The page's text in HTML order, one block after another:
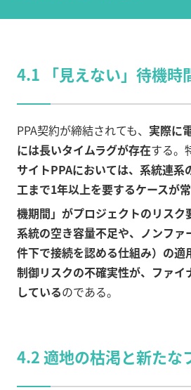
4.1 「見えない」待機時
PPA契約が締結されても、 実際に
には長いタイムラグが存在する。
サイトPPAにおいては、系統連系
工まで1年以上を要するケースが
機期間」がプロジェクトのリスク
系統の空き容量不足や、ノンファ
件下で接続を認める仕組み）の適
制御リスクの不確実性が、ファイ
しているのである。
4.2 適地の枯渇と新たな